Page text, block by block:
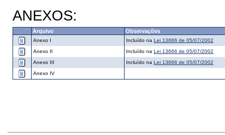
ANEXOS:
Arquivo Observações
Anexo I Incluído na Lei 13666 de 05/07/2002
Anexo II
Incluído na Lei 13666 de 05/07/2002
Anexo III
Incluído na Lei 13666 de 05/07/2002
Anexo IV